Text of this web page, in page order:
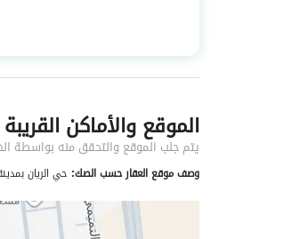
نوع العقار
فلل
خدمات العقار
كهرباء
نعم
نعم
الموقع والأماكن القريبة
يتم جلب الموقع والتحقق منه بواسطة
وصف موقع العقار حسب الصك: حي الريان